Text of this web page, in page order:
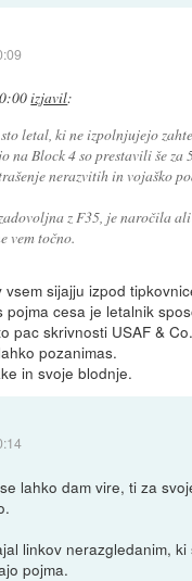
izjavil:
letal, ki ne izpolnjujejo
na Block 4 so prestavili še za
nerazvitih in vojaško
z F35, je naročila
vem točno.
sijajju izpod
pojma cesa je letalnik
pac skrivnosti USAF &
pozanimas.
in svoje blodnje.
lahko dam vire, ti za
linkov nerazgledanim,
pojma.